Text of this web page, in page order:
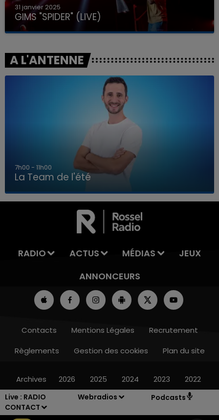
Live : RADIO
CONTACT
Webradios Podcasts
LA TEAM DE L'ÉTÉ
31 janvier 2025
GIMS "SPIDER" (LIVE)
A L'ANTENNE
7h00 - 11h00
La Team de l'été
RADIO ACTUS MÉDIAS
JEUX
ANNONCEURS
Contacts Mentions Légales
Recrutement
Règlements
Gestion des cookies Plan du site
Archives 2026 2025 2024 2023 2022